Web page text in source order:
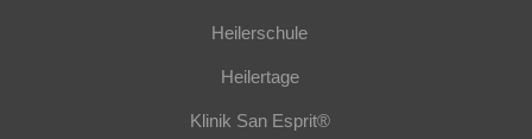
Heilerschule
Heilertage
Klinik San Esprit®